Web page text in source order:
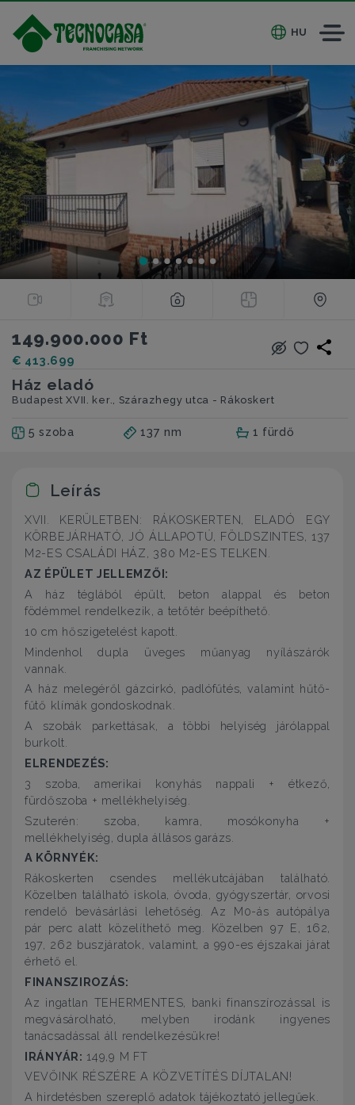
HU
149.900.000 Ft
€ 413.699
Ház eladó
Budapest XVII. ker., Szárazhegy utca - Rákoskert
5 szoba 137 nm 1 fürdő
Leírás
XVII. KERÜLETBEN: RÁKOSKERTEN, ELADÓ EGY
KÖRBEJÁRHATÓ, JÓ ÁLLAPOTÚ, FÖLDSZINTES, 137
M2-ES CSALÁDI HÁZ, 380 M2-ES TELKEN.
AZ ÉPÜLET JELLEMZŐI:
A ház téglából épült, beton alappal és beton
födémmel rendelkezik, a tetőtér beépíthető.
10 cm hőszigetelést kapott.
Mindenhol dupla üveges műanyag nyílászárók
vannak.
A ház melegéről gázcirkó, padlófűtés, valamint hűtő-
fűtő klímák gondoskodnak.
A szobák parkettásak, a többi helyiség járólappal
burkolt.
ELRENDEZÉS:
3 szoba, amerikai konyhás nappali + étkező,
fürdőszoba + mellékhelyiség.
Szuterén: szoba, kamra, mosókonyha +
mellékhelyiség, dupla állásos garázs.
A KÖRNYÉK:
Rákoskerten csendes mellékutcájában található.
Közelben található iskola, óvoda, gyógyszertár, orvosi
rendelő bevásárlási lehetőség. Az M0-ás autópálya
pár perc alatt közelíthető meg. Közelben 97 E, 162,
197, 262 buszjáratok, valamint, a 990-es éjszakai járat
érhető el.
FINANSZIROZÁS:
Az ingatlan TEHERMENTES, banki finanszírozással is
megvásárolható, melyben irodánk ingyenes
tanácsadással áll rendelkezésükre!
IRÁNYÁR: 149,9 M FT
VEVŐINK RÉSZÉRE A KÖZVETÍTÉS DÍJTALAN!
A hirdetésben szereplő adatok tájékoztató jellegűek.